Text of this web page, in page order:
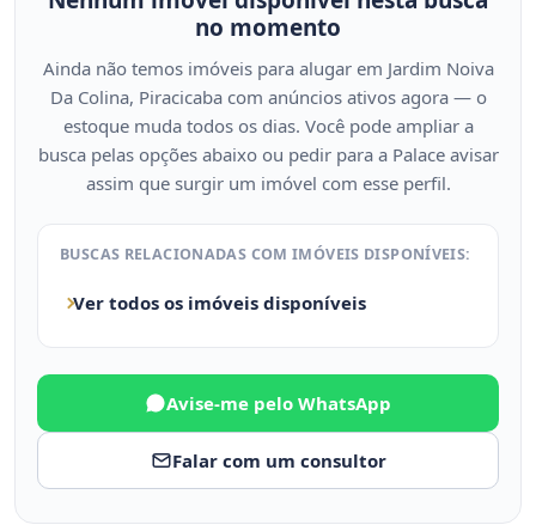
no momento
Ainda não temos imóveis para alugar em Jardim Noiva
Da Colina, Piracicaba com anúncios ativos agora — o
estoque muda todos os dias. Você pode ampliar a
busca pelas opções abaixo ou pedir para a Palace avisar
assim que surgir um imóvel com esse perfil.
BUSCAS RELACIONADAS COM IMÓVEIS DISPONÍVEIS:
Ver todos os imóveis disponíveis
Avise-me pelo WhatsApp
Falar com um consultor